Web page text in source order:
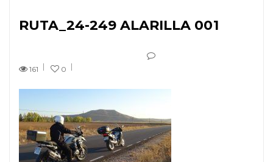
RUTA_24-249 ALARILLA 001
161 0